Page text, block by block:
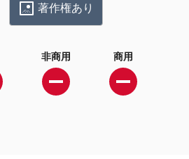
著作権あり
非商用 商用